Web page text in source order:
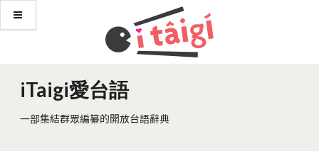
iTaigi愛台語
一部集結群眾編纂的開放台語辭典